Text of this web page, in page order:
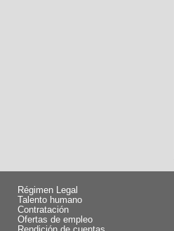
Régimen Legal
Talento humano
Contratación
Ofertas de empleo